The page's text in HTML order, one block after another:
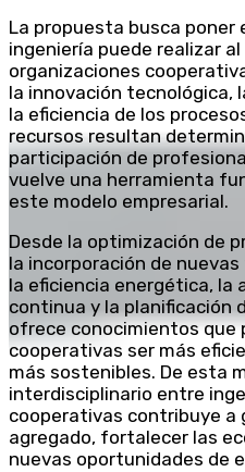
La propuesta busca poner
ingeniería puede realizar
organizaciones
la innovación tecnológica,
la eficiencia de los
recursos resultan
participación de
vuelve una herramienta
este modelo empresarial.
Desde la optimización de
la incorporación de
la eficiencia energética, la
continua y la planificación
ofrece conocimientos que
cooperativas ser más
más sostenibles. De esta
interdisciplinario entre
cooperativas contribuye a
agregado, fortalecer las
nuevas oportunidades de